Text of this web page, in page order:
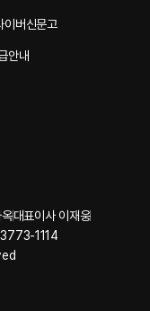
이버신문고
안내
대표이사 이재웅
1114